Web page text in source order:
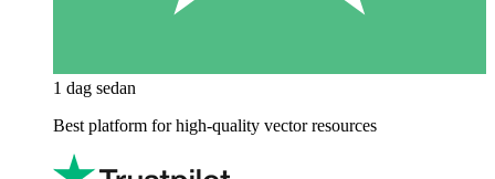
1 dag sedan
Best platform for high-quality vector resources